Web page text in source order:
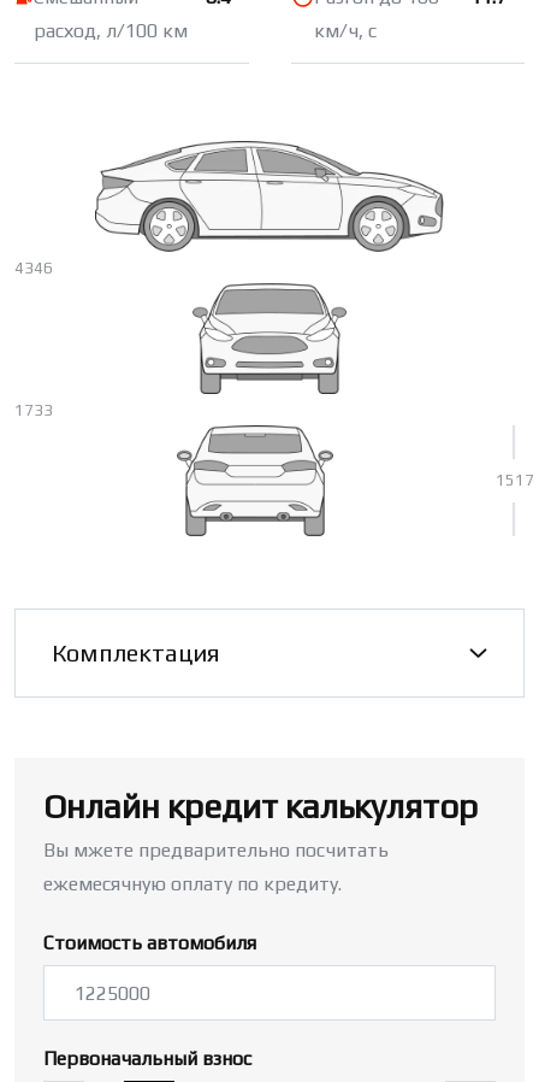
расход, л/100 км
км/ч, с
4346
1733
1517
Комплектация
Онлайн кредит калькулятор
Вы мжете предварительно посчитать
ежемесячную оплату по кредиту.
Стоимость автомобиля
Первоначальный взнос